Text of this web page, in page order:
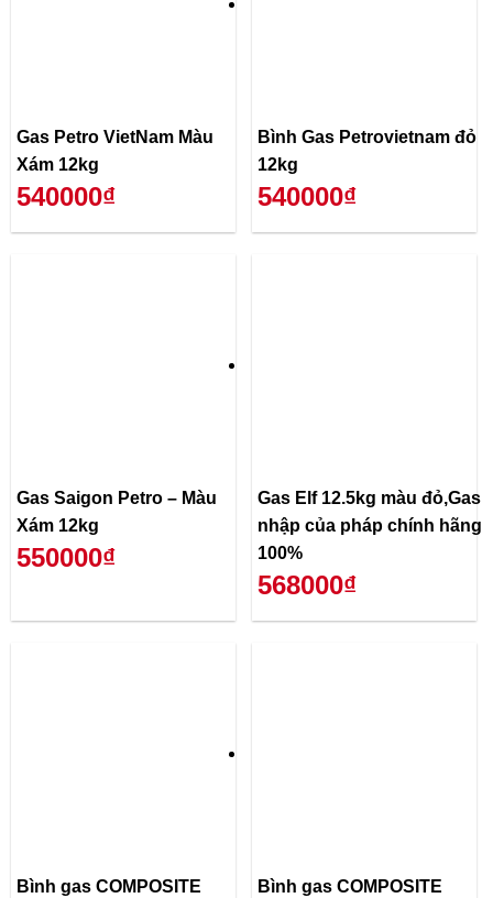
Gas Petro VietNam Màu
Xám 12kg
540000₫
Bình Gas Petrovietnam đỏ
12kg
540000₫
Gas Saigon Petro – Màu
Xám 12kg
550000₫
Gas Elf 12.5kg màu đỏ,Gas
nhập của pháp chính hãng
100%
568000₫
Bình gas COMPOSITE Bình gas COMPOSITE